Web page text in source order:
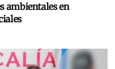
ambientales en